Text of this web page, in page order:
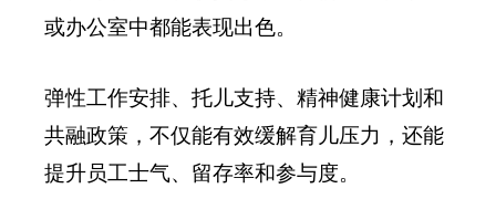
或办公室中都能表现出色。
弹性工作安排、托儿支持、精神健康计划和
共融政策，不仅能有效缓解育儿压力，还能
提升员工士气、留存率和参与度。